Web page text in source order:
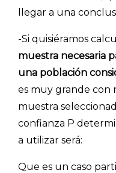
llegar a una
-Si quisiéramos
muestra necesaria
una población
es muy grande con
muestra
confianza P
a utilizar será:
Que es un caso